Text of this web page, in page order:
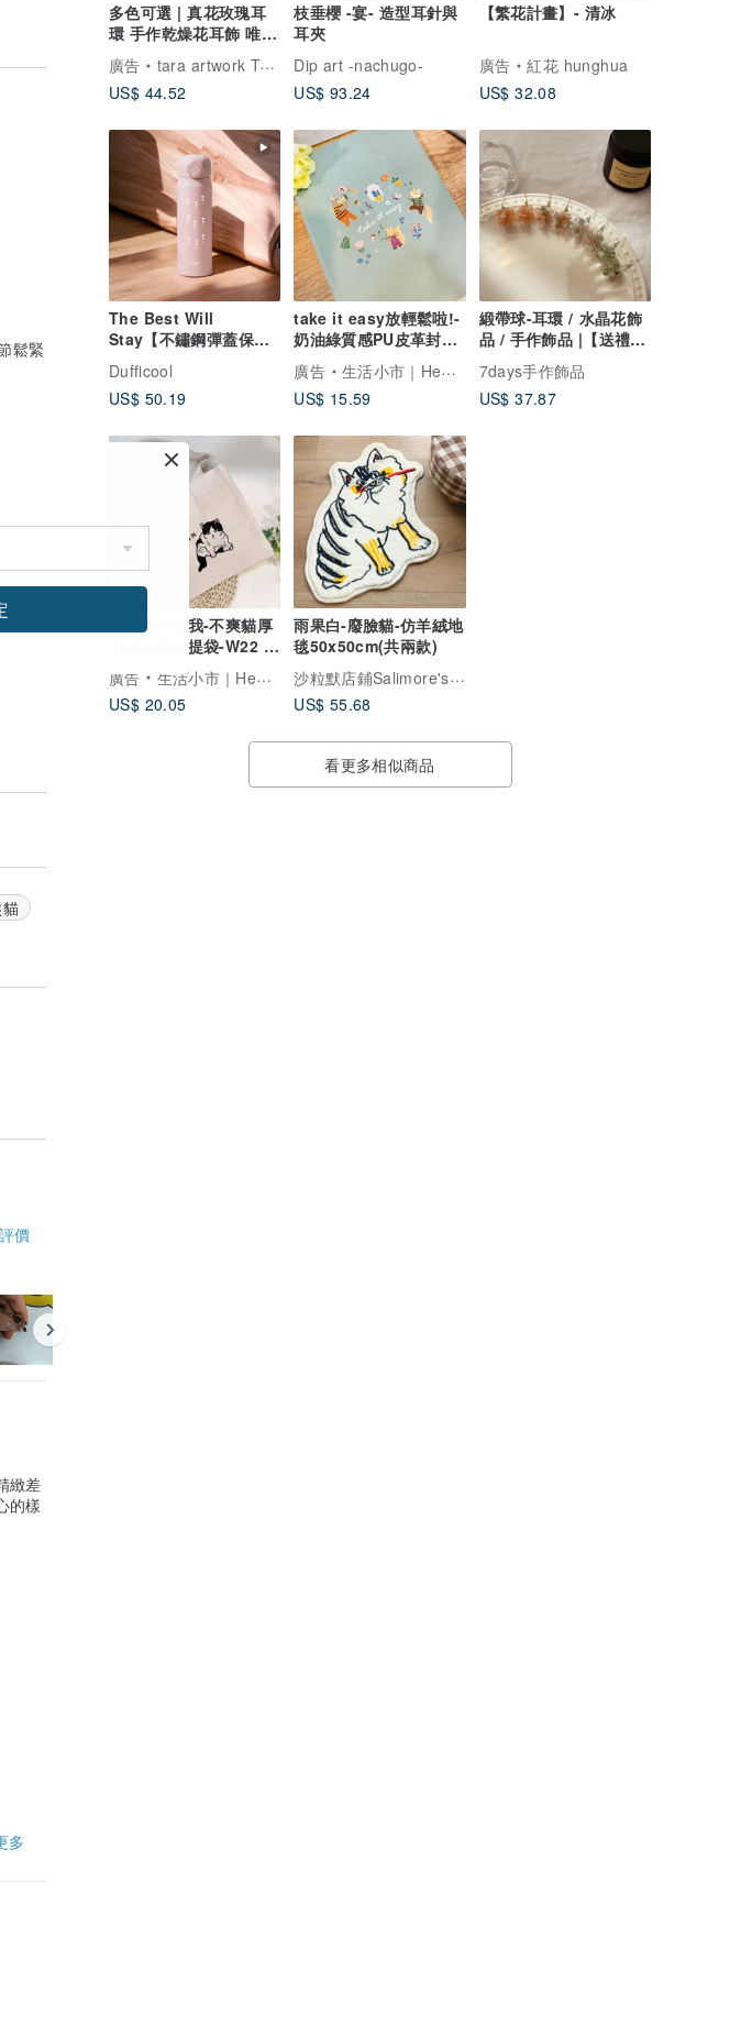
多色可選 | 真花玫瑰耳
環 手作乾燥花耳飾 唯一
無二的浪漫
廣告
tara artwork TOKYO | 真實玫瑰
US$ 44.52
枝垂櫻 -宴- 造型耳針與
耳夾
Dip art -nachugo-
US$ 93.24
【繁花計畫】- 清冰
廣告
紅花 hunghua
US$ 32.08
The Best Will
Stay【不鏽鋼彈蓋保溫
瓶】小愛心款 單手彈蓋
Dufficool
US$ 50.19
take it easy放輕鬆啦!-
奶油綠質感PU皮革封面
A5橫線筆記本
廣告
生活小市｜Healer Market
US$ 15.59
緞帶球-耳環 / 水晶花飾
品 / 手作飾品 |【送禮-
禮盒】
7days手作飾品
US$ 37.87
下班不要@我-不爽貓厚
磅原色帆布提袋-W22 x
廣告
生活小市｜Healer Market
US$ 20.05
雨果白-廢臉貓-仿羊絨地
毯50x50cm(共兩款)
沙粒默店鋪Salimore's Shop
US$ 55.68
看更多相似商品
鬆緊
價
緻差
的樣
多